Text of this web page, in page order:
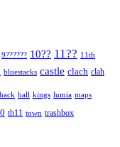
9?????? 10?? 11?? 11th
bluestacks castle clach clah
hack hall kings lumia maps
th11 town trashbox